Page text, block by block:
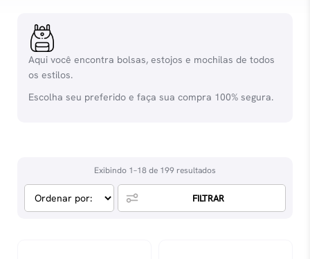
Aqui você encontra bolsas, estojos e mochilas de todos
os estilos.
Escolha seu preferido e faça sua compra 100% segura.
Exibindo 1–18 de 199 resultados
FILTRAR